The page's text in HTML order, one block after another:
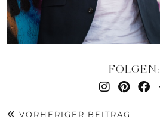
FOLGEN:
VORHERIGER BEITRAG